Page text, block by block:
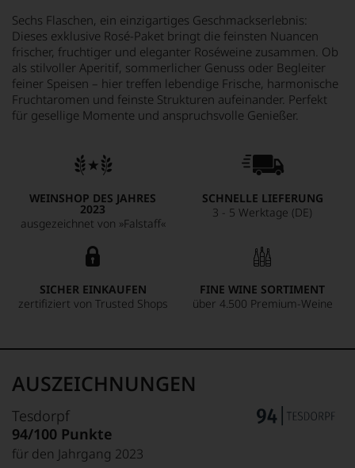
Sechs Flaschen, ein einzigartiges Geschmackserlebnis:
Dieses exklusive Rosé-Paket bringt die feinsten Nuancen
frischer, fruchtiger und eleganter Roséweine zusammen. Ob
als stilvoller Aperitif, sommerlicher Genuss oder Begleiter
feiner Speisen – hier treffen lebendige Frische, harmonische
Fruchtaromen und feinste Strukturen aufeinander. Perfekt
für gesellige Momente und anspruchsvolle Genießer.
WEINSHOP DES JAHRES
2023
ausgezeichnet von »Falstaff«
SCHNELLE LIEFERUNG
3 - 5 Werktage (DE)
SICHER EINKAUFEN
zertifiziert von Trusted Shops
FINE WINE SORTIMENT
über 4.500 Premium-Weine
AUSZEICHNUNGEN
Tesdorpf
94/100 Punkte
für den Jahrgang 2023